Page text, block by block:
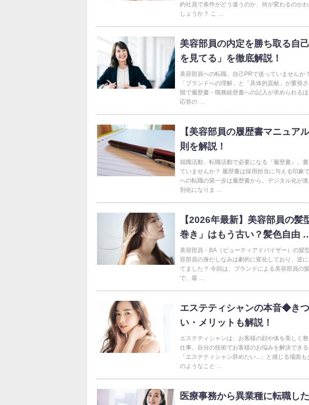
約社員で条件がどう違うのか、何が変わるのか
しょうか？ こ …
美容部員の内定を勝ち取る自
を見てる」を徹底解説！
美容部員への転職、自己PRで迷っていませんか
「ブランドへの理解」と「具体的貢献」が重視
階で履歴書・職務経歴書への記入が求められる
応答の …
【美容部員の履歴書マニュア
則を解説！
就職活動、転職活動で必要になる『履歴書』。
ていませんか？ 履歴書は採用担当に与える印象
への転職の第一歩は履歴書から。デジタル化が
別化になりま …
【2026年最新】美容部員の
巻き」はもう古い？髪色自由
美容部員・BA（ビューティアドバイザー）の髪
容部員の身だしなみは劇的に変化しており、逆
てました？ 今回は、ブランドによる美容部員の
で、最 …
エステティシャンの本音◆き
い・メリットも解説！
エステティシャンは、お客様の顔や体を美しく
仕事。自分の技術でお客様のお悩みを解決でき
「エステティシャン辞めたい...」と感じる場面
のようなこと …
医療事務から異業種に転職し